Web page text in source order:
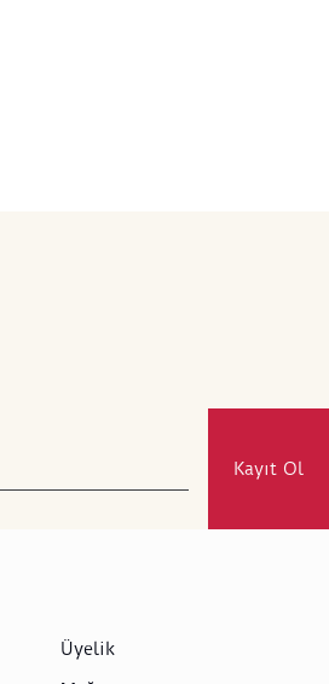
Kayıt Ol
Üyelik